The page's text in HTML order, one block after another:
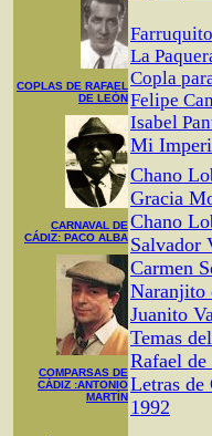
COPLAS DE RAFAEL
DE LEÓN
CARNAVAL DE
CÁDIZ: PACO ALBA
COMPARSAS DE
CÁDIZ :ANTONIO
MARTÍN
La
Copla
Felipe
Isabel
Mi
Chano
Gracia
Chano
Salvador
Carmen
Naranjito
Juanito
Temas
Rafael
Letras de
1992